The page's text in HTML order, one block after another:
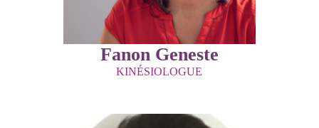
Fanon Geneste
KINÉSIOLOGUE